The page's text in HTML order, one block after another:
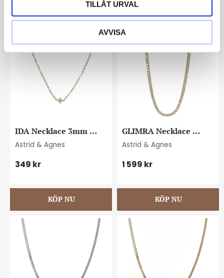
TILLÅT URVAL
AVVISA
IDA Necklace 3mm
gold/crystal
Astrid & Agnes
349 kr
GLIMRA Necklace
45cm white/gold
Astrid & Agnes
1 599 kr